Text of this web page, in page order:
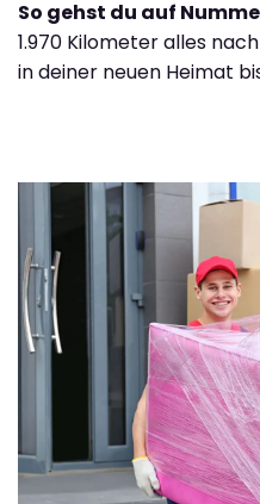
So gehst du auf
1.970 Kilometer alles
in deiner neuen Heimat